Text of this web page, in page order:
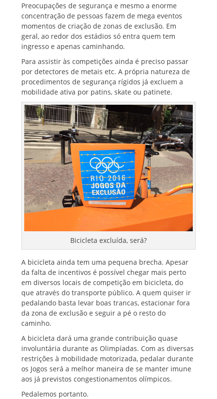
Preocupações de segurança e mesmo a enorme
concentração de pessoas fazem de mega eventos
momentos de criação de zonas de exclusão. Em
geral, ao redor dos estádios só entra quem tem
ingresso e apenas caminhando.
Para assistir às competições ainda é preciso passar
por detectores de metais etc. A própria natureza de
procedimentos de segurança rígidos já excluem a
mobilidade ativa por patins, skate ou patinete.
Bicicleta excluída, será?
A bicicleta ainda tem uma pequena brecha. Apesar
da falta de incentivos é possível chegar mais perto
em diversos locais de competição em bicicleta, do
que através do transporte público. A quem quiser ir
pedalando basta levar boas trancas, estacionar fora
da zona de exclusão e seguir a pé o resto do
caminho.
A bicicleta dará uma grande contribuição quase
involuntária durante as Olimpíadas. Com as diversas
restrições à mobilidade motorizada, pedalar durante
os Jogos será a melhor maneira de se manter imune
aos já previstos congestionamentos olímpicos.
Pedalemos portanto.